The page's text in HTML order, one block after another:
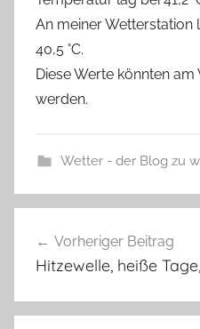
An meiner
40,5 °C.
Diese Werte könnten
werden.
Wetter - der Blog zu
Vorheriger Beitrag
Hitzewelle, heiße